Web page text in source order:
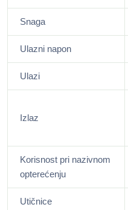
Snaga
Ulazni napon
Ulazi
Izlaz
Korisnost pri nazivnom
opterećenju
Utičnice